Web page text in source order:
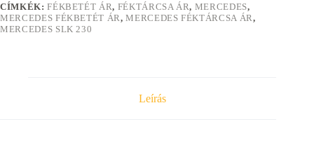
CÍMKÉK:FÉKBETÉT ÁR, FÉKTÁRCSA ÁR, MERCEDES,
MERCEDES FÉKBETÉT ÁR ,MERCEDES FÉKTÁRCSA ÁR ,
MERCEDES SLK 230
Leírás